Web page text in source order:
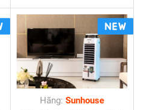
Hãng: Sunhouse